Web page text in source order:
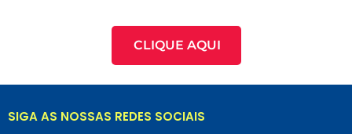
CLIQUE AQUI
SIGA AS NOSSAS REDES SOCIAIS